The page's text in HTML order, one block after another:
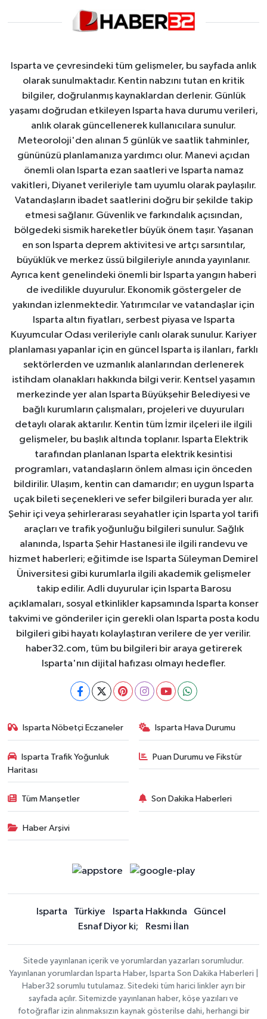
Isparta ve çevresindeki tüm gelişmeler, bu sayfada anlık
olarak sunulmaktadır. Kentin nabzını tutan en kritik
bilgiler, doğrulanmış kaynaklardan derlenir. Günlük
yaşamı doğrudan etkileyen Isparta hava durumu verileri,
anlık olarak güncellenerek kullanıcılara sunulur.
Meteoroloji'den alınan 5 günlük ve saatlik tahminler,
gününüzü planlamanıza yardımcı olur. Manevi açıdan
önemli olan Isparta ezan saatleri ve Isparta namaz
vakitleri, Diyanet verileriyle tam uyumlu olarak paylaşılır.
Vatandaşların ibadet saatlerini doğru bir şekilde takip
etmesi sağlanır. Güvenlik ve farkındalık açısından,
bölgedeki sismik hareketler büyük önem taşır. Yaşanan
en son Isparta deprem aktivitesi ve artçı sarsıntılar,
büyüklük ve merkez üssü bilgileriyle anında yayınlanır.
Ayrıca kent genelindeki önemli bir Isparta yangın haberi
de ivedilikle duyurulur. Ekonomik göstergeler de
yakından izlenmektedir. Yatırımcılar ve vatandaşlar için
Isparta altın fiyatları, serbest piyasa ve Isparta
Kuyumcular Odası verileriyle canlı olarak sunulur. Kariyer
planlaması yapanlar için en güncel Isparta iş ilanları, farklı
sektörlerden ve uzmanlık alanlarından derlenerek
istihdam olanakları hakkında bilgi verir. Kentsel yaşamın
merkezinde yer alan Isparta Büyükşehir Belediyesi ve
bağlı kurumların çalışmaları, projeleri ve duyuruları
detaylı olarak aktarılır. Kentin tüm İzmir ilçeleri ile ilgili
gelişmeler, bu başlık altında toplanır. Isparta Elektrik
tarafından planlanan Isparta elektrik kesintisi
programları, vatandaşların önlem alması için önceden
bildirilir. Ulaşım, kentin can damarıdır; en uygun Isparta
uçak bileti seçenekleri ve sefer bilgileri burada yer alır.
Şehir içi veya şehirlerarası seyahatler için Isparta yol tarifi
araçları ve trafik yoğunluğu bilgileri sunulur. Sağlık
alanında, Isparta Şehir Hastanesi ile ilgili randevu ve
hizmet haberleri; eğitimde ise Isparta Süleyman Demirel
Üniversitesi gibi kurumlarla ilgili akademik gelişmeler
takip edilir. Adli duyurular için Isparta Barosu
açıklamaları, sosyal etkinlikler kapsamında Isparta konser
takvimi ve gönderiler için gerekli olan Isparta posta kodu
bilgileri gibi hayatı kolaylaştıran verilere de yer verilir.
haber32.com, tüm bu bilgileri bir araya getirerek
Isparta'nın dijital hafızası olmayı hedefler.
Isparta Nöbetçi Eczaneler Isparta Hava Durumu
Isparta Trafik Yoğunluk
Haritası
Puan Durumu ve Fikstür
Tüm Manşetler Son Dakika Haberleri
Haber Arşivi
Isparta Türkiye Isparta Hakkında
Güncel
Esnaf Diyor ki;
Resmi İlan
Sitede yayınlanan içerik ve yorumlardan yazarları sorumludur.
Yayınlanan yorumlardan Isparta Haber, Isparta Son Dakika Haberleri |
Haber32 sorumlu tutulamaz. Sitedeki tüm harici linkler ayrı bir
sayfada açılır. Sitemizde yayınlanan haber, köşe yazıları ve
fotoğraflar izin alınmaksızın kaynak gösterilse dahi, herhangi bir